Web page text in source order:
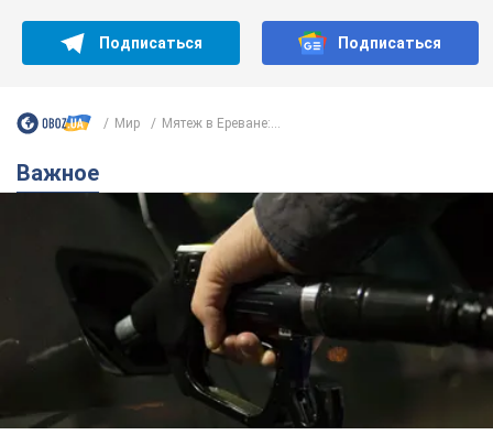
Подписаться Подписаться
Мир Мятеж в Ереване:...
Важное